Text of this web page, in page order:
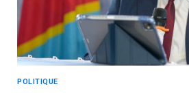
POLITIQUE